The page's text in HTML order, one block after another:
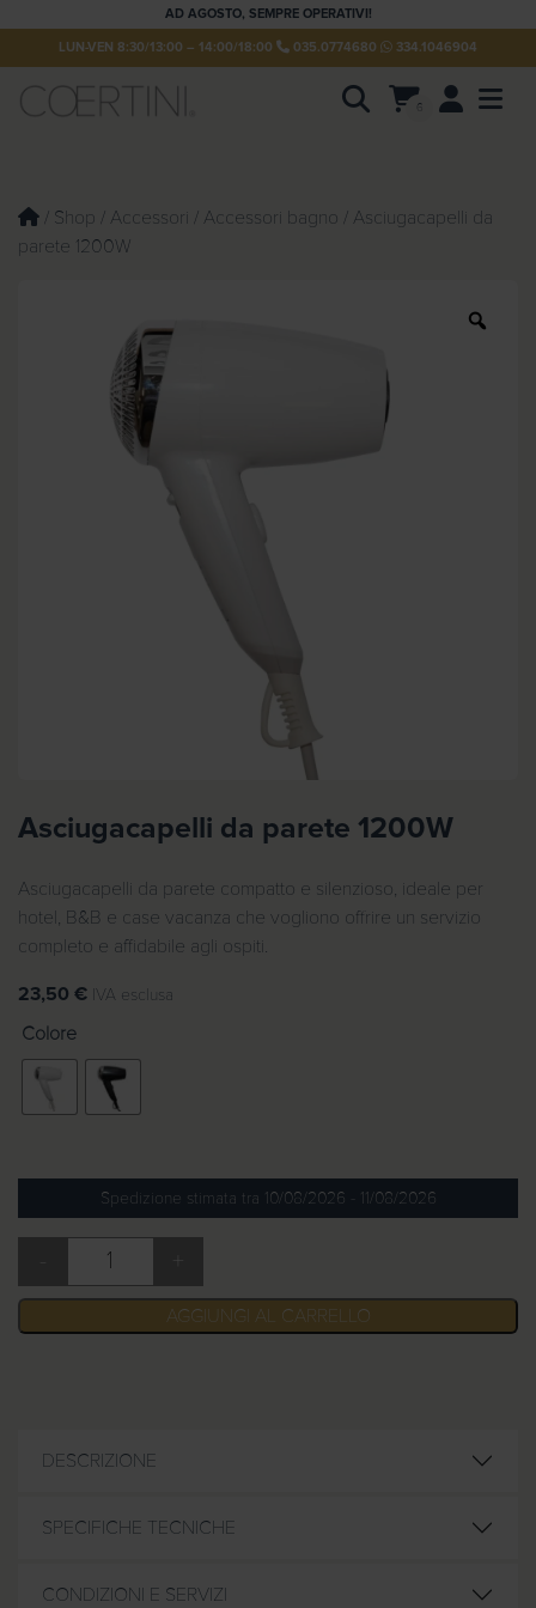
AD AGOSTO, SEMPRE OPERATIVI!
LUN-VEN 8:30/13:00 – 14:00/18:00 035.0774680 334.1046904
6 Account
u
c
/ Shop / Accessori / Accessori bagno / Asciugacapelli da
parete 1200W
Asciugacapelli da parete 1200W
Asciugacapelli da parete compatto e silenzioso, ideale per
hotel, B&B e case vacanza che vogliono offrire un servizio
completo e affidabile agli ospiti.
23,50 € IVA esclusa
Colore
Spedizione stimata tra 10/08/2026 - 11/08/2026
Asciugacapelli da parete 1200W quantità
AGGIUNGI AL CARRELLO
DESCRIZIONE
SPECIFICHE TECNICHE
CONDIZIONI E SERVIZI